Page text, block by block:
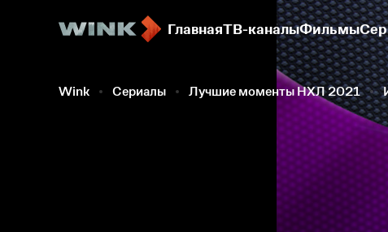
ГлавнаяТВ-каналыФильмы
Wink Сериалы Лучшие моменты НХЛ 2021